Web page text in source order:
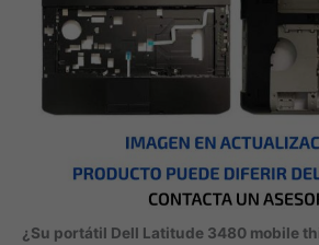
¿Su portátil Dell Latitude 3480 mobile